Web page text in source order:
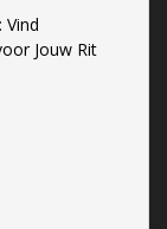
Vind
Jouw Rit